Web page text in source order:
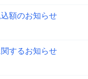
額のお知らせ
するお知らせ